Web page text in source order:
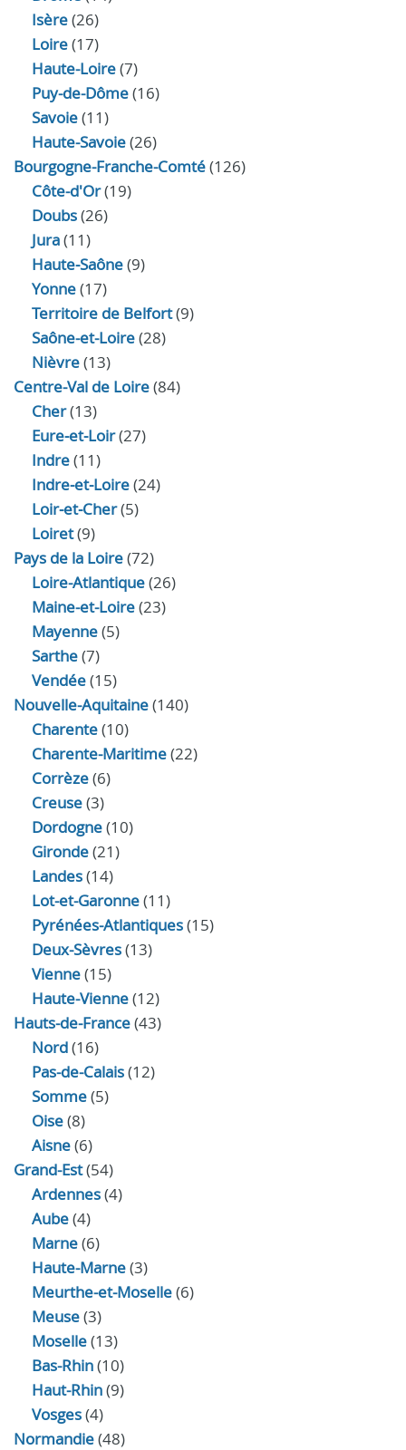
Isère(26)
Loire(17)
Haute-Loire(7)
Puy-de-Dôme(16)
Savoie(11)
Haute-Savoie(26)
Bourgogne-Franche-Comté(126)
Côte-d'Or(19)
Doubs(26)
Jura(11)
Haute‑Saône(9)
Yonne(17)
Territoire de Belfort(9)
Saône-et-Loire(28)
Nièvre(13)
Centre-Val de Loire(84)
Cher(13)
Eure‑et‑Loir(27)
Indre(11)
Indre‑et‑Loire(24)
Loir‑et‑Cher(5)
Loiret(9)
Pays de la Loire(72)
Loire-Atlantique(26)
Maine-et-Loire(23)
Mayenne(5)
Sarthe(7)
Vendée(15)
Nouvelle-Aquitaine(140)
Charente(10)
Charente-Maritime(22)
Corrèze(6)
Creuse(3)
Dordogne(10)
Gironde(21)
Landes(14)
Lot-et-Garonne(11)
Pyrénées-Atlantiques(15)
Deux-Sèvres(13)
Vienne(15)
Haute-Vienne(12)
Hauts-de-France(43)
Nord(16)
Pas-de-Calais(12)
Somme(5)
Oise(8)
Aisne(6)
Grand-Est(54)
Ardennes(4)
Aube(4)
Marne(6)
Haute-Marne(3)
Meurthe-et-Moselle(6)
Meuse(3)
Moselle(13)
Bas-Rhin(10)
Haut-Rhin(9)
Vosges(4)
Normandie(48)